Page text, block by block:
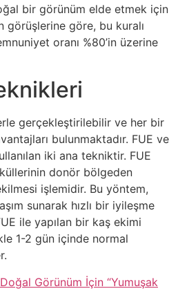
bir görünüm elde etmek için
görüşlerine göre, bu kuralı
oranı %80’in üzerine
gerçekleştirilebilir ve her bir
bulunmaktadır. FUE ve
iki ana tekniktir. FUE
donör bölgeden
işlemidir. Bu yöntem,
sunarak hızlı bir iyileşme
ile yapılan bir kaş ekimi
1-2 gün içinde normal
Görünüm İçin “Yumuşak